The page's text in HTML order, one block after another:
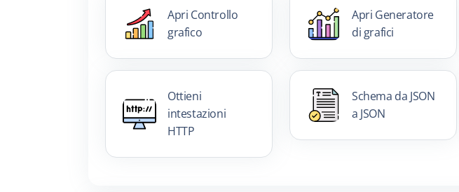
Apri Controllo
grafico
Apri Generatore
di grafici
Ottieni
intestazioni
HTTP
Schema da JSON
a JSON